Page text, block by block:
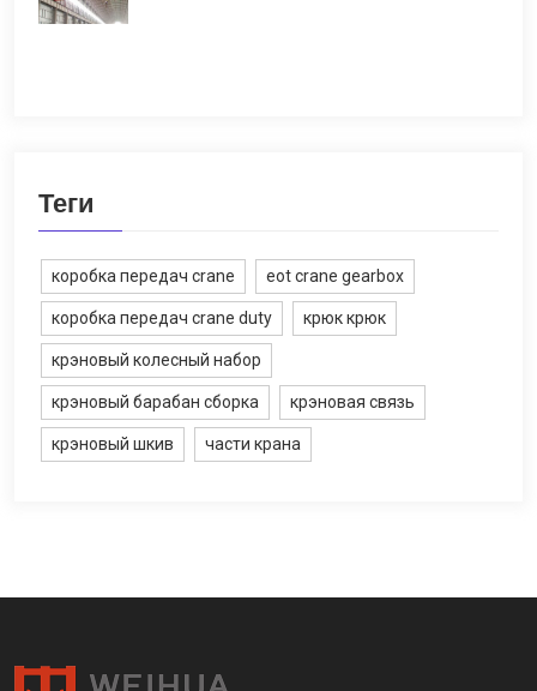
Теги
коробка передач crane eot crane gearbox
коробка передач crane duty крюк крюк
крэновый колесный набор
крэновый барабан сборка крэновая связь
крэновый шкив части крана